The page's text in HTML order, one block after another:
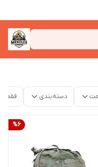
دسته‌بندی فقط
%6